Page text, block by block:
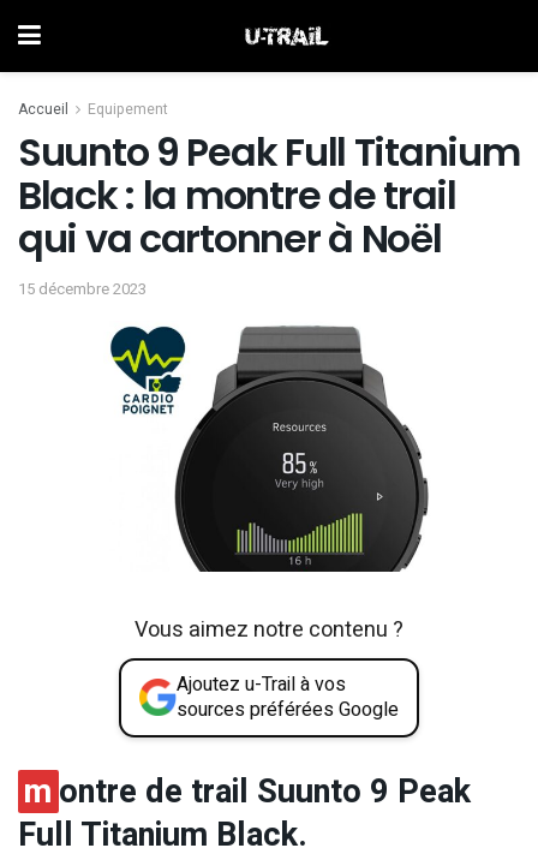
Accueil Equipement
Suunto 9 Peak Full Titanium
Black : la montre de trail
qui va cartonner à Noël
15 décembre 2023
Vous aimez notre contenu ?
Ajoutez u-Trail à vos
sources préférées Google
m ontre de trail Suunto 9 Peak
Full Titanium Black.